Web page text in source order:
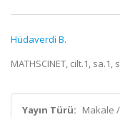
Hüdaverdi B.
MATHSCINET, cilt.1,
Yayın Türü: Makale